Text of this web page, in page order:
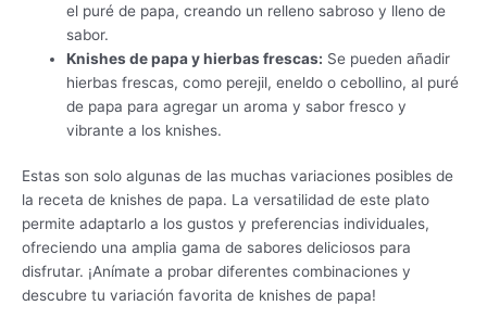
el puré de papa, creando un relleno sabroso y lleno de
sabor.
Knishes de papa y hierbas frescas: Se pueden añadir
hierbas frescas, como perejil, eneldo o cebollino, al puré
de papa para agregar un aroma y sabor fresco y
vibrante a los knishes.
Estas son solo algunas de las muchas variaciones posibles de
la receta de knishes de papa. La versatilidad de este plato
permite adaptarlo a los gustos y preferencias individuales,
ofreciendo una amplia gama de sabores deliciosos para
disfrutar. ¡Anímate a probar diferentes combinaciones y
descubre tu variación favorita de knishes de papa!